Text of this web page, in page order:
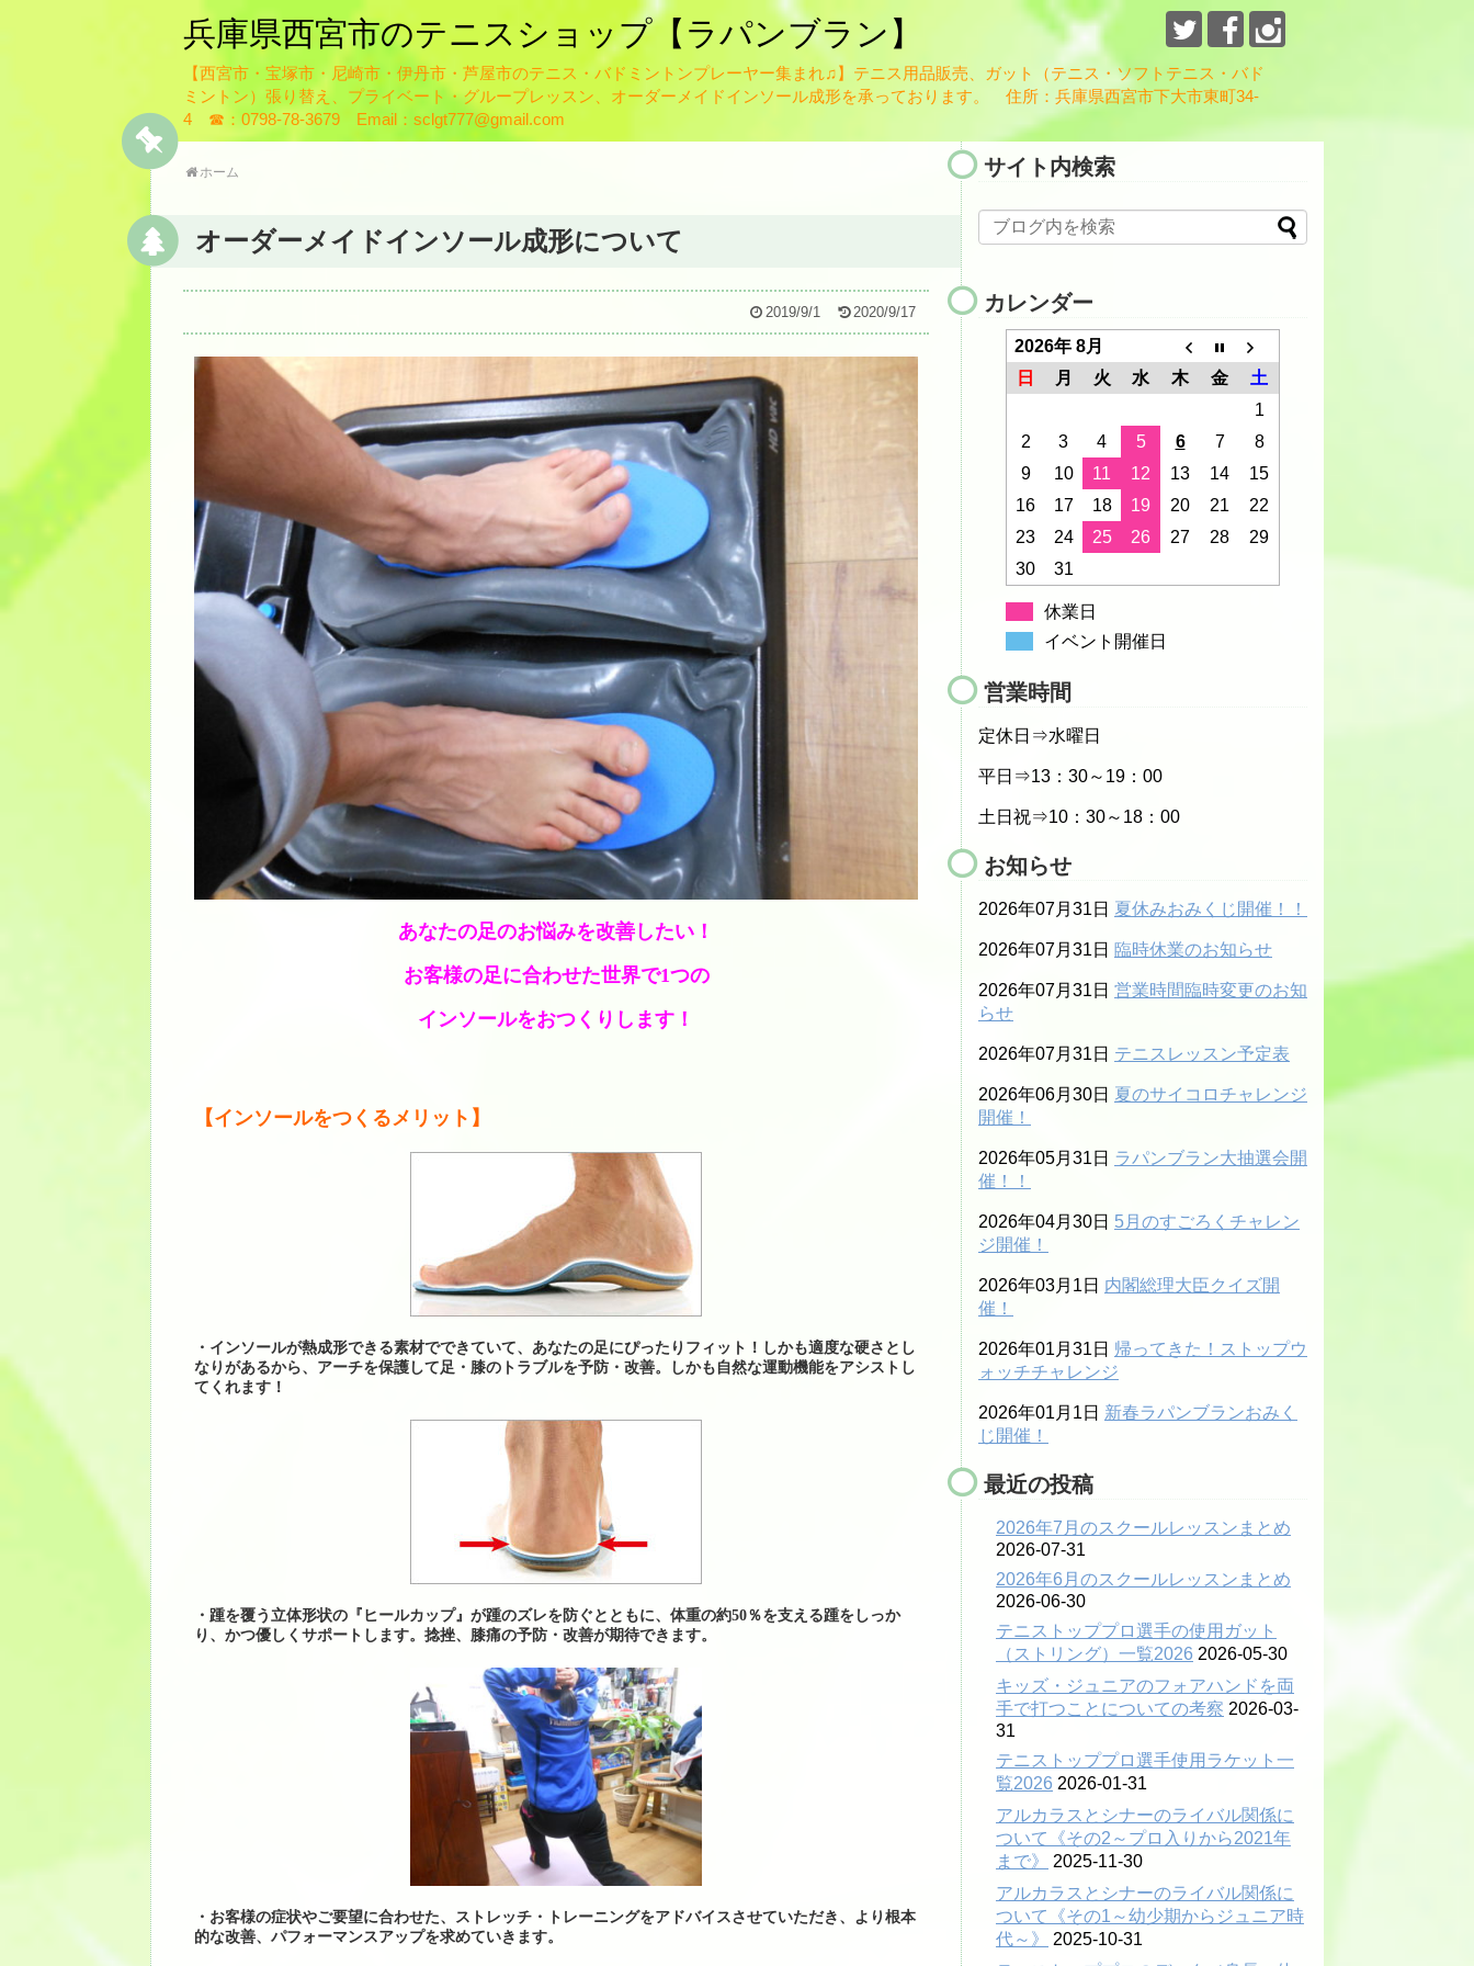
兵庫県西宮市のテニスショップ【ラパンブラン】
【西宮市・宝塚市・尼崎市・伊丹市・芦屋市のテニス・バドミントンプレーヤー集まれ♫】テニス用品販売、ガット（テニス・ソフトテニス・バド
ミントン）張り替え、プライベート・グループレッスン、オーダーメイドインソール成形を承っております。 住所：兵庫県西宮市下大市東町34-
4 ☎：0798-78-3679 Email：sclgt777@gmail.com
ホーム
オーダーメイドインソール成形について
2019/9/1 2020/9/17
あなたの足のお悩みを改善したい！
お客様の足に合わせた世界で1つの
インソールをおつくりします！
【インソールをつくるメリット】
・インソールが熱成形できる素材でできていて、あなたの足にぴったりフィット！しかも適度な硬さとし
なりがあるから、アーチを保護して足・膝のトラブルを予防・改善。しかも自然な運動機能をアシストし
てくれます！
・踵を覆う立体形状の『ヒールカップ』が踵のズレを防ぐとともに、体重の約50％を支える踵をしっか
り、かつ優しくサポートします。捻挫、膝痛の予防・改善が期待できます。
・お客様の症状やご要望に合わせた、ストレッチ・トレーニングをアドバイスさせていただき、より根本
的な改善、パフォーマンスアップを求めていきます。
サイト内検索
カレンダー
2026年 8月
日
月 火 水 木 金
土
1
2
3 4 5 6 7
8
9
10 11 12 13 14
15
16
17 18 19 20 21
22
23
24 25 26 27 28
29
30
31
休業日
イベント開催日
営業時間
定休日⇒水曜日
平日⇒13：30～19：00
土日祝⇒10：30～18：00
お知らせ
2026年07月31日 夏休みおみくじ開催！！
2026年07月31日 臨時休業のお知らせ
2026年07月31日 営業時間臨時変更のお知
らせ
2026年07月31日 テニスレッスン予定表
2026年06月30日 夏のサイコロチャレンジ
開催！
2026年05月31日 ラパンブラン大抽選会開
催！！
2026年04月30日 5月のすごろくチャレン
ジ開催！
2026年03月1日 内閣総理大臣クイズ開
催！
2026年01月31日 帰ってきた！ストップウ
ォッチチャレンジ
2026年01月1日 新春ラパンブランおみく
じ開催！
最近の投稿
2026年7月のスクールレッスンまとめ
2026-07-31
2026年6月のスクールレッスンまとめ
2026-06-30
テニストッププロ選手の使用ガット
（ストリング）一覧2026 2026-05-30
キッズ・ジュニアのフォアハンドを両
手で打つことについての考察 2026-03-
31
テニストッププロ選手使用ラケット一
覧2026 2026-01-31
アルカラスとシナーのライバル関係に
ついて《その2～プロ入りから2021年
まで》
2025-11-30
アルカラスとシナーのライバル関係に
ついて《その1～幼少期からジュニア時
代～》
2025-10-31
HOME
ブログ
佐藤英治
瀬藤祐司
ガット張り替え
テニスレッスンについて
レッスン規定
テニスレッスン予定表
店舗販売商品
硬式テニスラケット
ソフトテニスラケット
中古硬式テニスラケット
ラケット購入時の特典
硬式ナチュラルガット
硬式ナイロンガット
硬式ポリガット
ボール関係
バドミントンシャトル
工賃色々
アクセス・お問い合わせ
駐車場への行き方
駐車場への行き方（西宮北口・伊丹・尼崎方面か
ら来られる場合）